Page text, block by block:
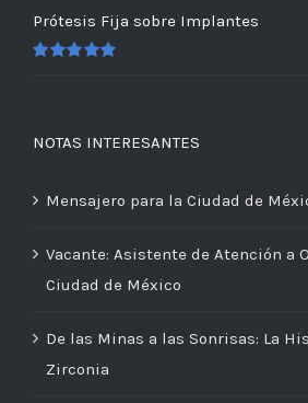
Prótesis Fija sobre Implantes
NOTAS INTERESANTES
Mensajero para la Ciudad de
Vacante: Asistente de Atención a
Ciudad de México
De las Minas a las Sonrisas: La
Zirconia